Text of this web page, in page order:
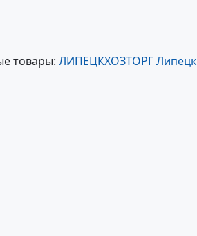
товары: ЛИПЕЦКХОЗТОРГ Липецк